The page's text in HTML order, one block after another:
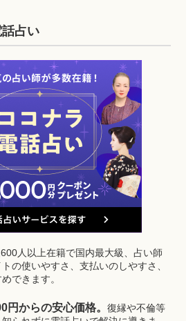
占い
人以上在籍で国内最大級、占い師
の使いやすさ、支払いのしやすさ、
できます。
円からの安心価格。復縁や不倫等